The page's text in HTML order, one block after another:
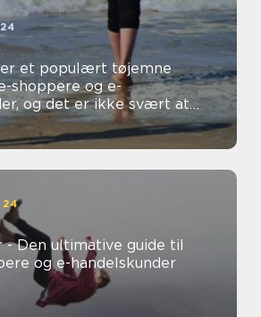
er et populært tøjemne
shoppere og e-
og det er ikke svært at
- Den ultimative guide til
og e-handelskunder